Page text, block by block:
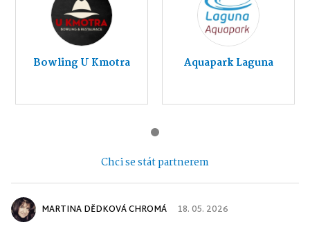
Bowling U Kmotra Aquapark Laguna
Chci se stát partnerem
MARTINA DĚDKOVÁ CHROMÁ 18. 05. 2026